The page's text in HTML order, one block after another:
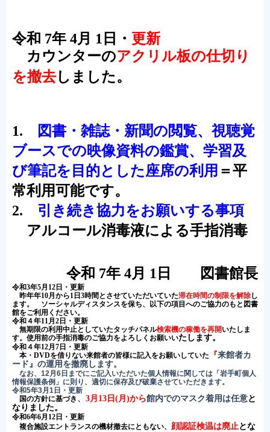
令和 7年 4月 1日・ 更新
カウンターのアクリル板の仕切り
を撤去しました。
1.
図書・雑誌・新聞の閲覧、視聴覚
ブースでの映像資料の鑑賞、 学習及
び筆記を目的とした座席の利用 ＝平
常利用可能です。
2. 引き続き協力をお願いする事項
アルコール消毒液による手指消毒
令和 7年 4月 1日 図書館長
令和3年5月12日・更新
昨年年10月から1日3時間とさせていただいていた滞在時間の制限を解除し
ます。 ソーシャルディスタンスを保ち、以下の項目へのご協力のもと図書
館をご利用ください。
令和４年11月2日・更新
無期限の利用中止としていたタッチパネル検索機の稼働を再開いたしま
す。使用前の手指消毒のご協力をよろしくお願いいたします。
令和４年12月7日・更新
本・DVDを借りない来館者の皆様に記入をお願いしていた
『来館者カ
ード』の運用を撤廃します。
なお、12月6日までにご記入いただいた個人情報に関しては「岩手町個人
情報保護条例」に則り、適切に保存及び破棄させていただきます。
令和5年3月1日・更新
国の方針に基づき 、 3月13日(月)から館内でのマスク着用は任意と
なりました。
令和6年6月12日・更新
複合施設エントランスの機材撤去にともない、 顔認証検温は廃止とな